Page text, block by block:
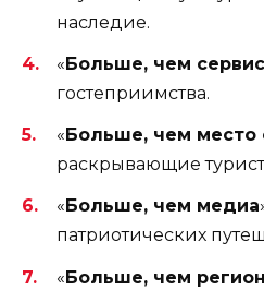
наследие.
«Больше, чем сервис
гостеприимства.
«Больше, чем место
раскрывающие
« Больше, чем медиа
патриотических
«Больше, чем регион